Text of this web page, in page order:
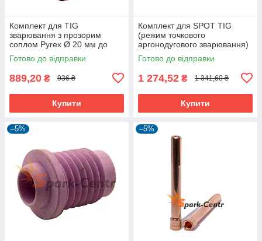
Комплект для TIG
зварювання з прозорим
соплом Pyrex Ø 20 мм до
пальників WP-26
Готово до відправки
889,20 ₴ 936 ₴
Купити
Комплект для SPOT TIG
(режим точкового
аргонодугового зварювання)
до пальників WP-26
Готово до відправки
1 274,52 ₴ 1 341,60 ₴
Купити
–5% –5%